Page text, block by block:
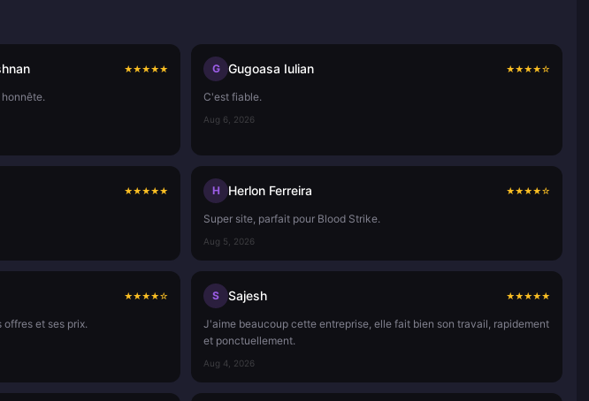
★★★★★ G Gugoasa Iulian ★★★★☆
C'est fiable.
Aug 6, 2026
★★★★★ H Herlon Ferreira ★★★★☆
Super site, parfait pour Blood Strike.
Aug 5, 2026
★★★★☆
et ses prix.
S Sajesh ★★★★★
J'aime beaucoup cette entreprise, elle fait bien son travail, rapidement
et ponctuellement.
Aug 4, 2026